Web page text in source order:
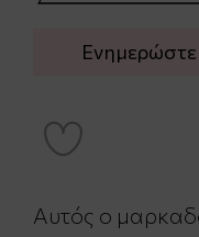
Ενημερώστε
Αυτός ο